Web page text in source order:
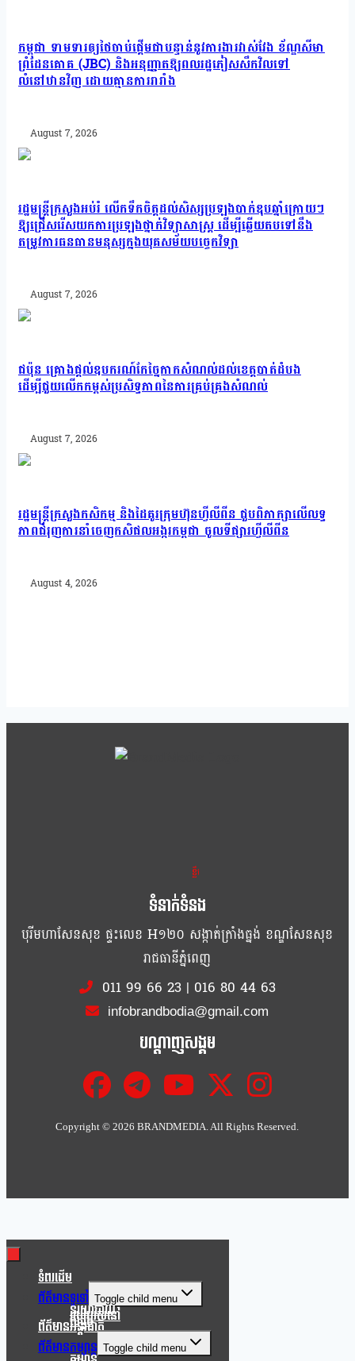
កម្ពុជា ទាមទារឲ្យថៃចាប់ផ្តើមជាបន្ទាន់នូវការងារវាស់វែង ខ័ណ្ឌសីមា
ព្រំដែនគោគ (JBC) និងអនុញ្ញាតឱ្យពលរដ្ឋភៀសសឹកវិលទៅ
លំនៅឋានវិញ ដោយគ្មានការរារាំង
August 7, 2026
រដ្ឋមន្រ្តីក្រសួងអប់រំ លើកទឹកចិត្តដល់សិស្សប្រឡងបាក់ឌុបឆ្នាំក្រោយៗ
ឱ្យជ្រើសរើសយកការប្រឡងថ្នាក់វិទ្យាសាស្ត្រ ដើម្បីឆ្លើយតបទៅនឹង
តម្រូវការធនធានមនុស្សក្នុងយុគសម័យបច្ចេកវិទ្យា
August 7, 2026
ជប៉ុន គ្រោងផ្តល់ឧបករណ៍កែច្នៃកាកសំណល់ដល់ខេត្តបាត់ដំបង
ដើម្បីជួយលើកកម្ពស់ប្រសិទ្ធភាពនៃការគ្រប់គ្រងសំណល់
August 7, 2026
រដ្ឋមន្រ្តីក្រសួងកសិកម្ម និងដៃគូរក្រុមហ៊ុនហ្វីលីពីន ជួបពិភាក្សាលើលទ្ធ
ភាពជំរុញការនាំចេញកសិផលអង្ករកម្ពុជា ចូលទីផ្សារហ្វីលីពីន
August 4, 2026
ខ្លឹម ខ្លី រហ័ស
ទំនាក់ទំនង
បុរីមហាសែនសុខ ផ្ទះលេខ H១២០ សង្កាត់ក្រាំងធ្នង់ ខណ្ឌសែនសុខ
រាជធានីភ្នំពេញ
011 99 66 23| 016 80 44 63
infobrandbodia@gmail.com
បណ្ដាញសង្គម
Copyright ©2026 BRANDMEDIA. All Rights Reserved.
ទំពរដើម
ព័ត៌មានទូទៅ Toggle child menu
នយោបាយ
របៀបរស់នៅ
សង្គម
ព័ត៌មានអន្តរជាតិ
ព័ត៌មានកម្សាន្ត Toggle child menu